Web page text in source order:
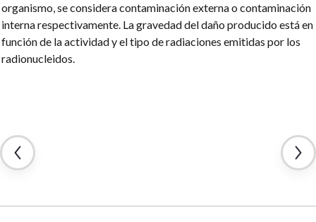
organismo, se considera contaminación externa o contaminación
interna respectivamente. La gravedad del daño producido está en
función de la actividad y el tipo de radiaciones emitidas por los
radionucleidos.